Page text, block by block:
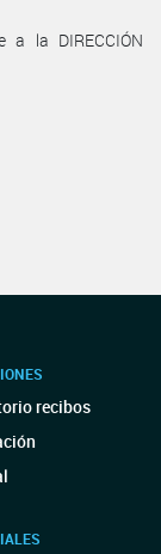
a la DIRECCIÓN
recibos